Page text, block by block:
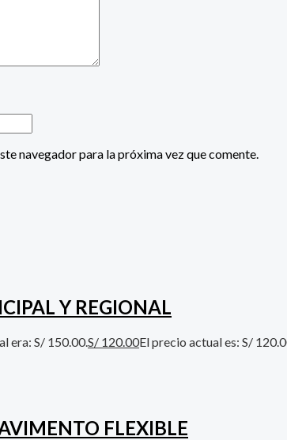
navegador para la próxima vez que comente.
Y REGIONAL
era: S/ 150.00.S/ 120.00El precio actual es: S/
FLEXIBLE